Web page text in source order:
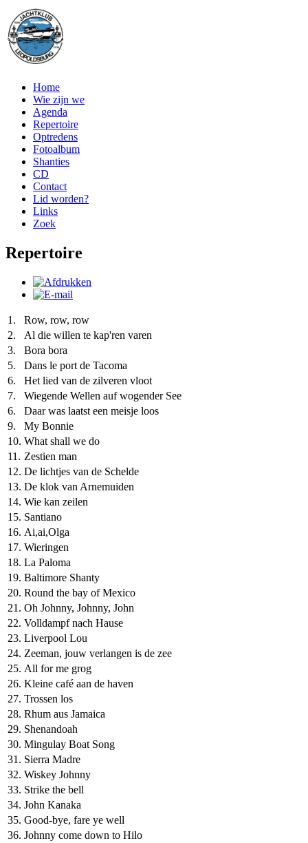
Home
Wie zijn we
Agenda
Repertoire
Optredens
Fotoalbum
Shanties
CD
Contact
Lid worden?
Links
Zoek
Repertoire
1.
Row, row, row
2.
Al die willen te kap'ren varen
3.
Bora bora
5.
Dans le port de Tacoma
6.
Het lied van de zilveren vloot
7.
Wiegende Wellen auf wogender See
6.
Daar was laatst een meisje loos
9.
My Bonnie
10. What shall we do
11. Zestien man
12. De lichtjes van de Schelde
13. De klok van Arnemuiden
14. Wie kan zeilen
15. Santiano
16. Ai,ai,Olga
17. Wieringen
18. La Paloma
19. Baltimore Shanty
20. Round the bay of Mexico
21. Oh Johnny, Johnny, John
22. Volldampf nach Hause
23. Liverpool Lou
24. Zeeman, jouw verlangen is de zee
25. All for me grog
26. Kleine café aan de haven
27. Trossen los
28. Rhum aus Jamaica
29. Shenandoah
30. Mingulay Boat Song
31. Sierra Madre
32. Wiskey Johnny
33. Strike the bell
34. John Kanaka
35. Good-bye, fare ye well
36. Johnny come down to Hilo